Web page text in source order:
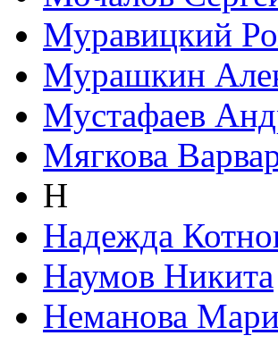
Муравицкий
Мурашкин
Мустафаев
Мягкова
Н
Надежда
Наумов Никита
Неманова